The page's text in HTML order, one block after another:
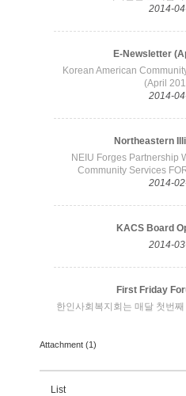
Attachment (1)
List